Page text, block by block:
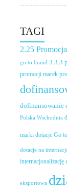
TAGI
2.25
go to brand 3.3.3
promocji marek
dofinansowanie
Polska Wschodnia
marki dotacje Go
dotacje na
internacjonalizację
eksportowa